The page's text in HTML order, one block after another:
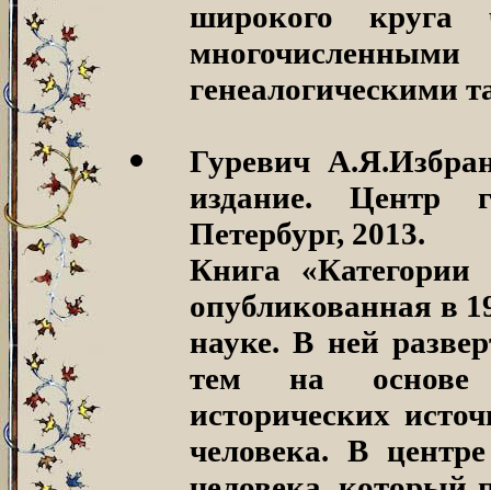
широкого круга
генеалогическими
Гуревич
издание. Центр
Петербург, 2013.
Книга «Категории
опубликованная в
науке. В ней
тем на основе
исторических
человека. В